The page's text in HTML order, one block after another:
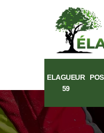
ELAGUEUR
59